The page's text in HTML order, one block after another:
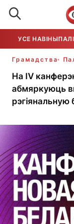
УСЕ НАВІНЫ
Грамадства
На IV
абмяркуюць
рэгіянальную